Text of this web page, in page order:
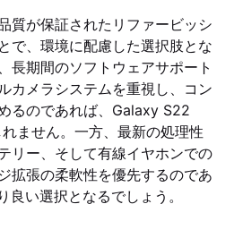
質が保証されたリファービッシ
で、環境に配慮した選択肢とな
長期間のソフトウェアサポート
カメラシステムを重視し、コン
るのであれば、Galaxy S22
ません。一方、最新の処理性
リー、そして有線イヤホンでの
拡張の柔軟性を優先するのであ
い選択となるでしょう。